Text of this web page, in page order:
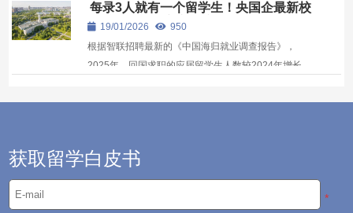
“黑名单”。而这，就不得不提到《令人心动的Offer》第
二季中引发热议的简历造假事件...... 节目中的一位实习
生...
每录3人就有一个留学生！央国企最新校
招后，最大赢家竟是这4个地区的毕业生
19/01/2026
950
根据智联招聘最新的《中国海归就业调查报告》，
2025年，回国求职的应届留学生人数较2024年增长
两年，央国企为代表的体制内就业，也越来越受到留学
获取留学白皮书
*